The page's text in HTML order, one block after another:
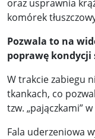
oraz usprawnia
komórek
Pozwala to na
poprawę kondycji
W trakcie zabiegu
tkankach, co
tzw. „pajączkami”
Fala uderzeniowa